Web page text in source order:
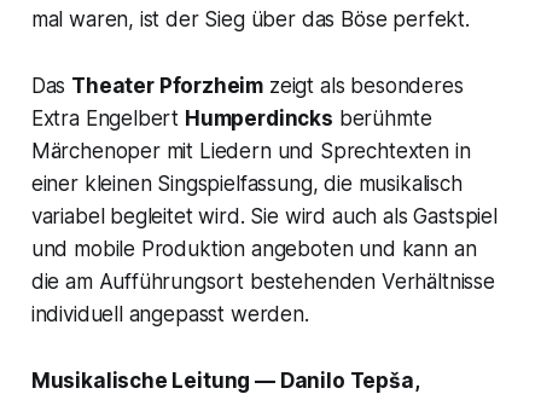
mal waren, ist der Sieg über das Böse perfekt.
Das Theater Pforzheim zeigt als besonderes
Extra Engelbert Humperdincks berühmte
Märchenoper mit Liedern und Sprechtexten in
einer kleinen Singspielfassung, die musikalisch
variabel begleitet wird. Sie wird auch als Gastspiel
und mobile Produktion angeboten und kann an
die am Aufführungsort bestehenden Verhältnisse
individuell angepasst werden.
Musikalische Leitung — Danilo Tepša,